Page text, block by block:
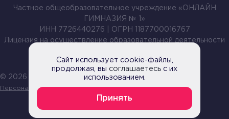
Частное общеобразовательное учреждение «ОНЛАЙН
ГИМНАЗИЯ № 1»
ИНН 7726440276 | ОГРН 1187700016767
Лицензия на осуществление образовательной деятельности
© 2026 Все права защищены |Политика обработки
Персональных данных
Согласие на обработку персональных данных
Сайт использует cookie-файлы,
продолжая, вы соглашаетесь с их
использованием.
Принять